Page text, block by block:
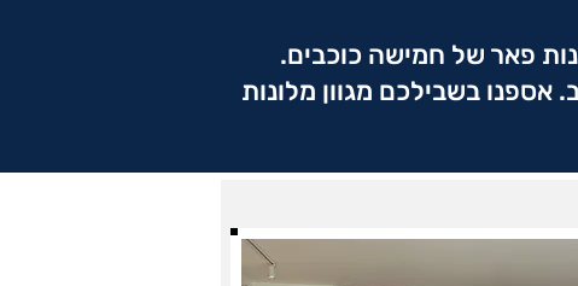
פאר של חמישה כוכבים.
אספנו בשבילכם מגוון מלונות